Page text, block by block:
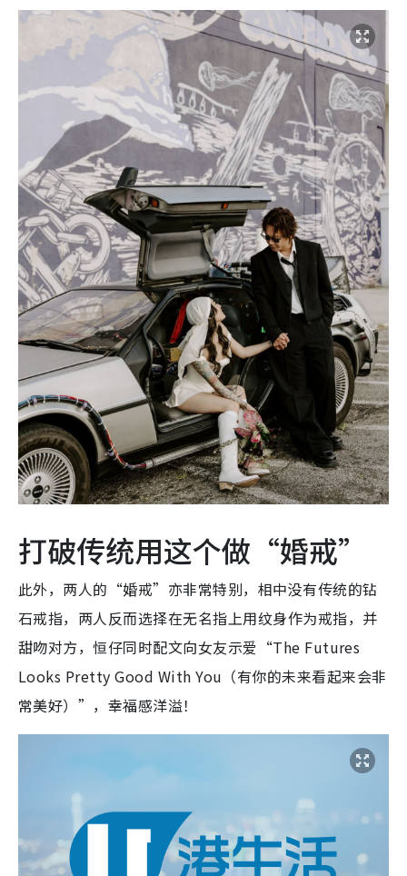
打破传统用这个做“婚戒”
此外，两人的“婚戒”亦非常特别，相中没有传统的钻
石戒指，两人反而选择在无名指上用纹身作为戒指，并
甜吻对方，恒仔同时配文向女友示爱“The Futures
Looks Pretty Good With You（有你的未来看起来会非
常美好）”，幸福感洋溢！